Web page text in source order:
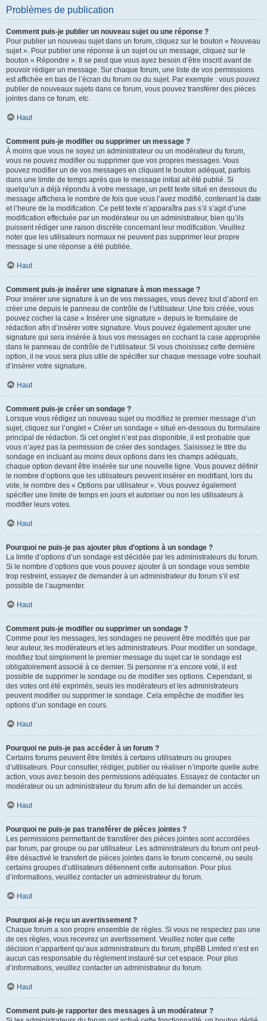
Problèmes de publication
Comment puis-je publier un nouveau sujet ou une réponse ?
Pour publier un nouveau sujet dans un forum, cliquez sur le bouton « Nouveau
sujet ». Pour publier une réponse à un sujet ou un message, cliquez sur le
bouton « Répondre ». Il se peut que vous ayez besoin d’être inscrit avant de
pouvoir rédiger un message. Sur chaque forum, une liste de vos permissions
est affichée en bas de l’écran du forum ou du sujet. Par exemple : vous pouvez
publier de nouveaux sujets dans ce forum, vous pouvez transférer des pièces
jointes dans ce forum, etc.
Haut
Comment puis-je modifier ou supprimer un message ?
À moins que vous ne soyez un administrateur ou un modérateur du forum,
vous ne pouvez modifier ou supprimer que vos propres messages. Vous
pouvez modifier un de vos messages en cliquant le bouton adéquat, parfois
dans une limite de temps après que le message initial ait été publié. Si
quelqu’un a déjà répondu à votre message, un petit texte situé en dessous du
message affichera le nombre de fois que vous l’avez modifié, contenant la date
et l’heure de la modification. Ce petit texte n’apparaîtra pas s’il s’agit d’une
modification effectuée par un modérateur ou un administrateur, bien qu’ils
puissent rédiger une raison discrète concernant leur modification. Veuillez
noter que les utilisateurs normaux ne peuvent pas supprimer leur propre
message si une réponse a été publiée.
Haut
Comment puis-je insérer une signature à mon message ?
Pour insérer une signature à un de vos messages, vous devez tout d’abord en
créer une depuis le panneau de contrôle de l’utilisateur. Une fois créée, vous
pouvez cocher la case « Insérer une signature » depuis le formulaire de
rédaction afin d’insérer votre signature. Vous pouvez également ajouter une
signature qui sera insérée à tous vos messages en cochant la case appropriée
dans le panneau de contrôle de l’utilisateur. Si vous choisissez cette dernière
option, il ne vous sera plus utile de spécifier sur chaque message votre souhait
d’insérer votre signature.
Haut
Comment puis-je créer un sondage ?
Lorsque vous rédigez un nouveau sujet ou modifiez le premier message d’un
sujet, cliquez sur l’onglet « Créer un sondage » situé en-dessous du formulaire
principal de rédaction. Si cet onglet n’est pas disponible, il est probable que
vous n’ayez pas la permission de créer des sondages. Saisissez le titre du
sondage en incluant au moins deux options dans les champs adéquats,
chaque option devant être insérée sur une nouvelle ligne. Vous pouvez définir
le nombre d’options que les utilisateurs peuvent insérer en modifiant, lors du
vote, le nombre des « Options par utilisateur ». Vous pouvez également
spécifier une limite de temps en jours et autoriser ou non les utilisateurs à
modifier leurs votes.
Haut
Pourquoi ne puis-je pas ajouter plus d’options à un sondage ?
La limite d’options d’un sondage est décidée par les administrateurs du forum.
Si le nombre d’options que vous pouvez ajouter à un sondage vous semble
trop restreint, essayez de demander à un administrateur du forum s’il est
possible de l’augmenter.
Haut
Comment puis-je modifier ou supprimer un sondage ?
Comme pour les messages, les sondages ne peuvent être modifiés que par
leur auteur, les modérateurs et les administrateurs. Pour modifier un sondage,
modifiez tout simplement le premier message du sujet car le sondage est
obligatoirement associé à ce dernier. Si personne n’a encore voté, il est
possible de supprimer le sondage ou de modifier ses options. Cependant, si
des votes ont été exprimés, seuls les modérateurs et les administrateurs
peuvent modifier ou supprimer le sondage. Cela empêche de modifier les
options d’un sondage en cours.
Haut
Pourquoi ne puis-je pas accéder à un forum ?
Certains forums peuvent être limités à certains utilisateurs ou groupes
d’utilisateurs. Pour consulter, rédiger, publier ou réaliser n’importe quelle autre
action, vous avez besoin des permissions adéquates. Essayez de contacter un
modérateur ou un administrateur du forum afin de lui demander un accès.
Haut
Pourquoi ne puis-je pas transférer de pièces jointes ?
Les permissions permettant de transférer des pièces jointes sont accordées
par forum, par groupe ou par utilisateur. Les administrateurs du forum ont peut-
être désactivé le transfert de pièces jointes dans le forum concerné, ou seuls
certains groupes d’utilisateurs détiennent cette autorisation. Pour plus
d’informations, veuillez contacter un administrateur du forum.
Haut
Pourquoi ai-je reçu un avertissement ?
Chaque forum a son propre ensemble de règles. Si vous ne respectez pas une
de ces règles, vous recevrez un avertissement. Veuillez noter que cette
décision n’appartient qu’aux administrateurs du forum, phpBB Limited n’est en
aucun cas responsable du règlement instauré sur cet espace. Pour plus
d’informations, veuillez contacter un administrateur du forum.
Haut
Comment puis-je rapporter des messages à un modérateur ?